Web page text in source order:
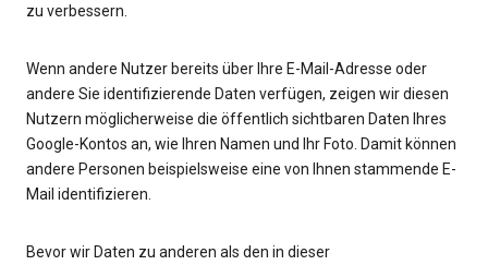
zu verbessern.
Wenn andere Nutzer bereits über Ihre E-Mail-Adresse oder
andere Sie identifizierende Daten verfügen, zeigen wir diesen
Nutzern möglicherweise die öffentlich sichtbaren Daten Ihres
Google-Kontos an, wie Ihren Namen und Ihr Foto. Damit können
andere Personen beispielsweise eine von Ihnen stammende E-
Mail identifizieren.
Bevor wir Daten zu anderen als den in dieser